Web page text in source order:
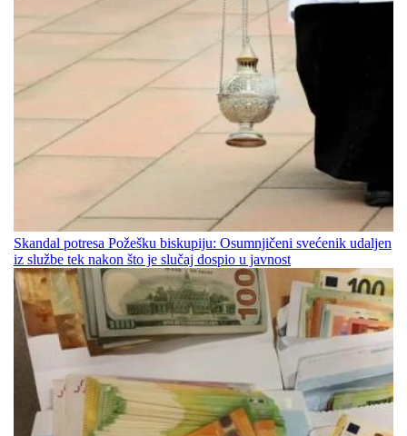
Skandal potresa Požešku biskupiju: Osumnjičeni svećenik udaljen
iz službe tek nakon što je slučaj dospio u javnost